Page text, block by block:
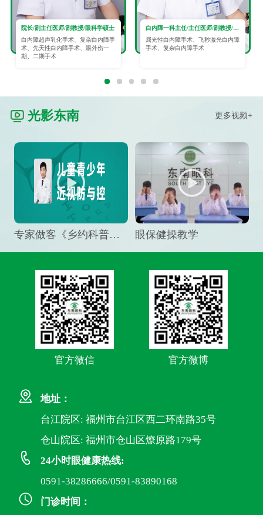
院长/副主任医师/副教授/眼科学硕士
白内障超声乳化手术、复杂白内障手
术、先天性白内障手术、眼外伤一
期、二期手术
白内障一科主任/主任医师/副教授/眼科学硕士
屈光性白内障手术、飞秒激光白内障
手术、复杂白内障手术
光影东南 更多视频+
专家做客《乡约科普》栏目，预防孩子近视竟然这么“简单” 眼保健操教学
官方微信 官方微博
地址：
台江院区: 福州市台江区西二环南路35号
仓山院区: 福州市仓山区燎原路179号
24小时眼健康热线:
0591-38286666/0591-83890168
门诊时间：